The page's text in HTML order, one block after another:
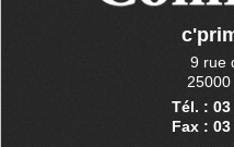
9 rue
Tél. : 03
Fax : 03